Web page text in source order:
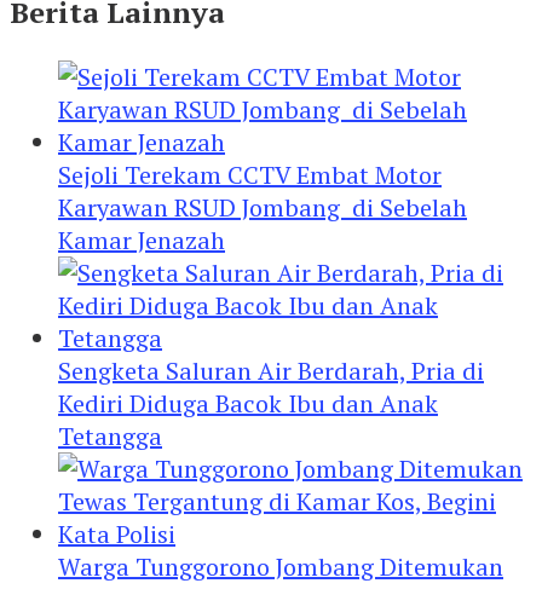
Berita Lainnya
Sejoli Terekam CCTV Embat Motor
Karyawan RSUD Jombang di Sebelah
Kamar Jenazah
Sengketa Saluran Air Berdarah, Pria di
Kediri Diduga Bacok Ibu dan Anak
Tetangga
Warga Tunggorono Jombang Ditemukan